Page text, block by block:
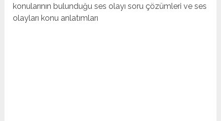
konularının bulunduğu ses olayı soru çözümleri ve ses
olayları konu anlatımları